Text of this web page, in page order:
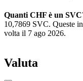
Quanti CHF è un
10,7869 SVC. Queste
volta il 7 ago 2026.
Valuta